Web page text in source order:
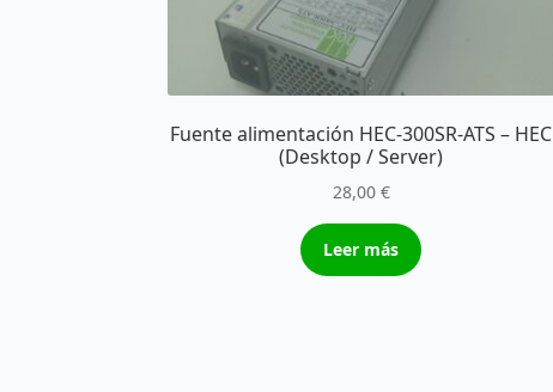
Fuente alimentación HEC-300SR-ATS – HEC
(Desktop / Server)
28,00 €
Leer más